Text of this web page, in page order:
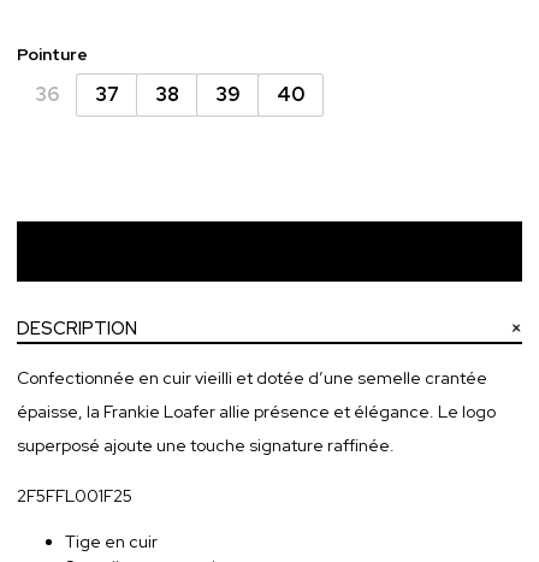
Pointure
36 37 38 39 40
DESCRIPTION
Confectionnée en cuir vieilli et dotée d’une semelle crantée
épaisse, la Frankie Loafer allie présence et élégance. Le logo
superposé ajoute une touche signature raffinée.
2F5FFL001F25
Tige en cuir